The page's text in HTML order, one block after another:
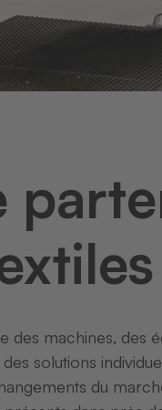
des machines, des
solutions
du